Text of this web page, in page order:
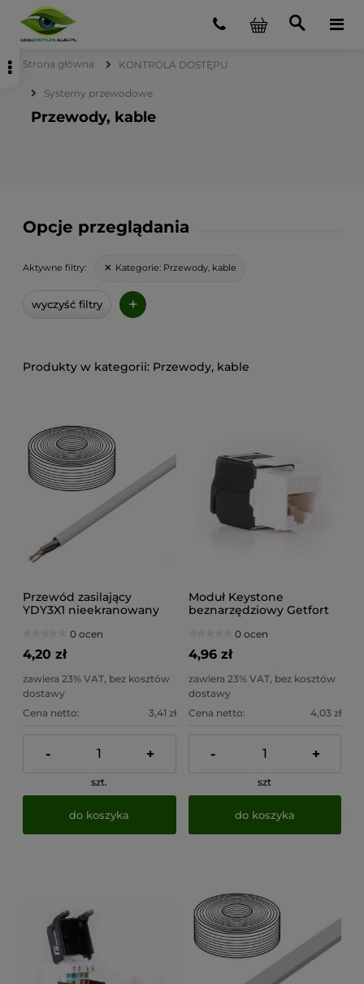
Strona główna KONTROLA DOSTĘPU
Systemy przewodowe
Przewody, kable
Opcje przeglądania
Aktywne filtry: Kategorie: Przewody, kable
wyczyść filtry +
Przewody, kable
Przewód zasilający
YDY3X1 nieekranowany
0 ocen
4,20 zł
zawiera 23% VAT, bez kosztów
dostawy
Cena netto:
3,41 zł
- +
szt.
do koszyka
Moduł Keystone
beznarzędziowy Getfort
0 ocen
4,96 zł
zawiera 23% VAT, bez kosztów
dostawy
Cena netto:
4,03 zł
- +
szt
do koszyka